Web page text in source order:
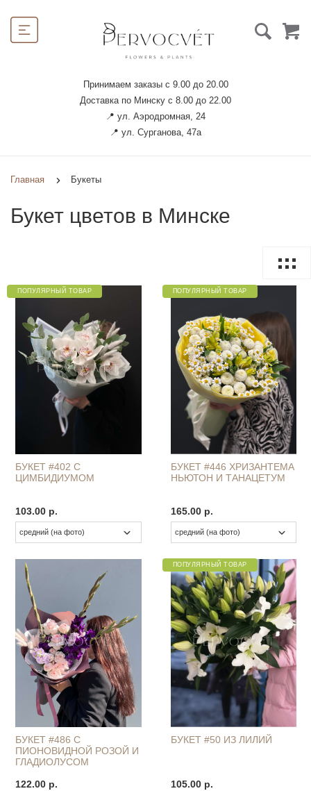
Принимаем заказы с 9.00 до 20.00
Доставка по Минску с 8.00 до 22.00
📍 ул. Аэродромная, 24
📍 ул. Сурганова, 47а
Главная Букеты
Букет цветов в Минске
ПОПУЛЯРНЫЙ ТОВАР
БУКЕТ #402 С
ЦИМБИДИУМОМ
103.00 р.
ПОПУЛЯРНЫЙ ТОВАР
БУКЕТ #446 ХРИЗАНТЕМА
НЬЮТОН И ТАНАЦЕТУМ
165.00 р.
БУКЕТ #486 С
ПИОНОВИДНОЙ РОЗОЙ И
ГЛАДИОЛУСОМ
122.00 р.
ПОПУЛЯРНЫЙ ТОВАР
БУКЕТ #50 ИЗ ЛИЛИЙ
105.00 р.